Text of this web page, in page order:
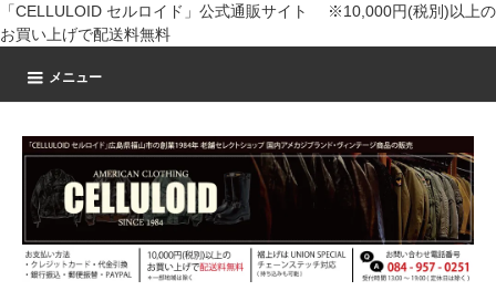
「CELLULOID セルロイド」公式通販サイト ※10,000円(税別)以上の
お買い上げで配送料無料
メニュー